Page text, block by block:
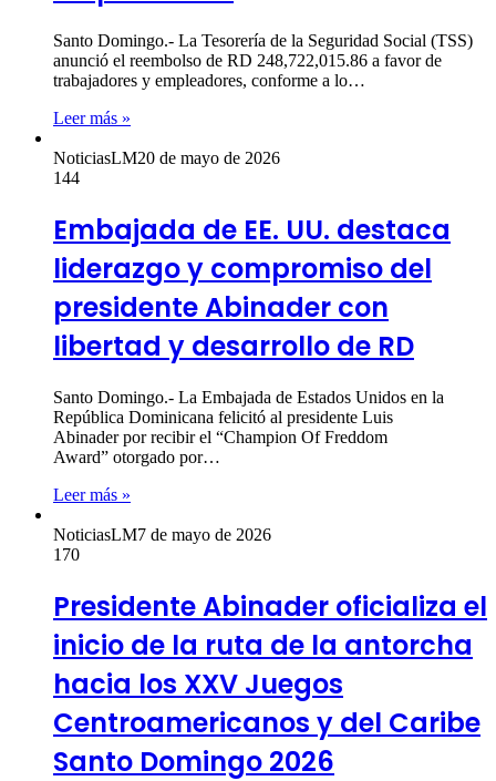
Santo Domingo.- La Tesorería de la Seguridad Social (TSS)
anunció el reembolso de RD 248,722,015.86 a favor de
trabajadores y empleadores, conforme a lo…
Leer más »
NoticiasLM20 de mayo de 2026
144
Embajada de EE. UU. destaca
liderazgo y compromiso del
presidente Abinader con
libertad y desarrollo de RD
Santo Domingo.- La Embajada de Estados Unidos en la
República Dominicana felicitó al presidente Luis
Abinader por recibir el “Champion Of Freddom
Award” otorgado por…
Leer más »
NoticiasLM7 de mayo de 2026
170
Presidente Abinader oficializa el
inicio de la ruta de la antorcha
hacia los XXV Juegos
Centroamericanos y del Caribe
Santo Domingo 2026